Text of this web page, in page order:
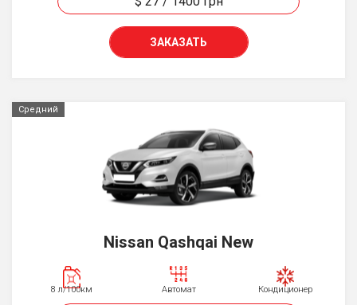
ЗАКАЗАТЬ
Средний
Nissan Qashqai New
8 л/100км Автомат Кондиционер